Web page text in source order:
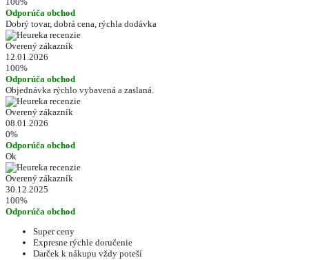
Odporúča obchod
Dobrý tovar, dobrá cena, rýchla dodávka
Overený zákazník
12.01.2026
100%
Odporúča obchod
Objednávka rýchlo vybavená a zaslaná.
Overený zákazník
08.01.2026
0%
Odporúča obchod
Ok
Overený zákazník
30.12.2025
100%
Odporúča obchod
Super ceny
Expresne rýchle doručenie
Darček k nákupu vždy poteší